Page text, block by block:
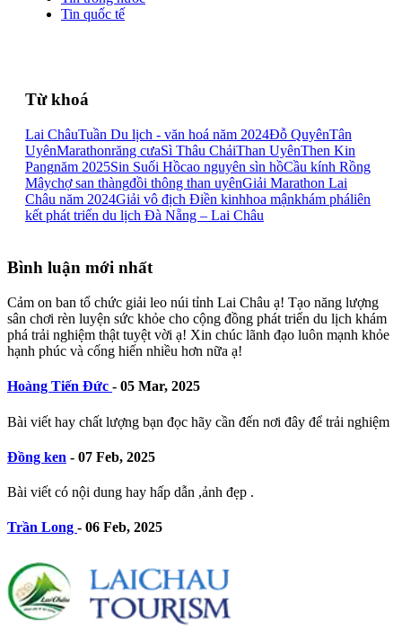
Tin quốc tế
Từ khoá
Lai ChâuTuần Du lịch - văn hoá năm 2024Đỗ QuyênTân
UyênMarathonrăng cưaSì Thâu ChảiThan UyênThen Kin
Pangnăm 2025Sin Suối Hồcao nguyên sìn hồCầu kính Rồng
Mâychợ san thàngđồi thông than uyênGiải Marathon Lai
Châu năm 2024Giải vô địch Điền kinhhoa mậnkhám pháliên
kết phát triển du lịch Đà Nẵng – Lai Châu
Bình luận mới nhất
Cảm on ban tổ chức giải leo núi tỉnh Lai Châu ạ! Tạo năng lượng
sân chơi rèn luyện sức khỏe cho cộng đồng phát triển du lịch khám
phá trải nghiệm thật tuyệt vời ạ! Xin chúc lãnh đạo luôn mạnh khỏe
hạnh phúc và cống hiến nhiều hơn nữa ạ!
Hoàng Tiến Đức - 05 Mar, 2025
Bài viết hay chất lượng bạn đọc hãy cần đến nơi đây để trải nghiệm
Đồng ken - 07 Feb, 2025
Bài viết có nội dung hay hấp dẫn ,ảnh đẹp .
Trần Long - 06 Feb, 2025